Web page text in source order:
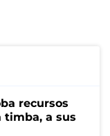
recursos
timba, a sus